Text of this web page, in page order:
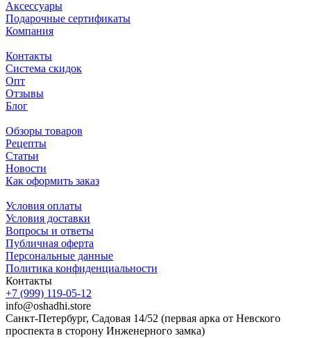
Аксессуары
Подарочные сертификаты
Компания
Контакты
Система скидок
Опт
Отзывы
Блог
Обзоры товаров
Рецепты
Статьи
Новости
Как оформить заказ
Условия оплаты
Условия доставки
Вопросы и ответы
Публичная оферта
Персональные данные
Политика конфиденциальности
Контакты
+7 (999) 119-05-12
info@oshadhi.store
Санкт-Петербург, Садовая 14/52 (первая арка от Невского
проспекта в сторону Инженерного замка)